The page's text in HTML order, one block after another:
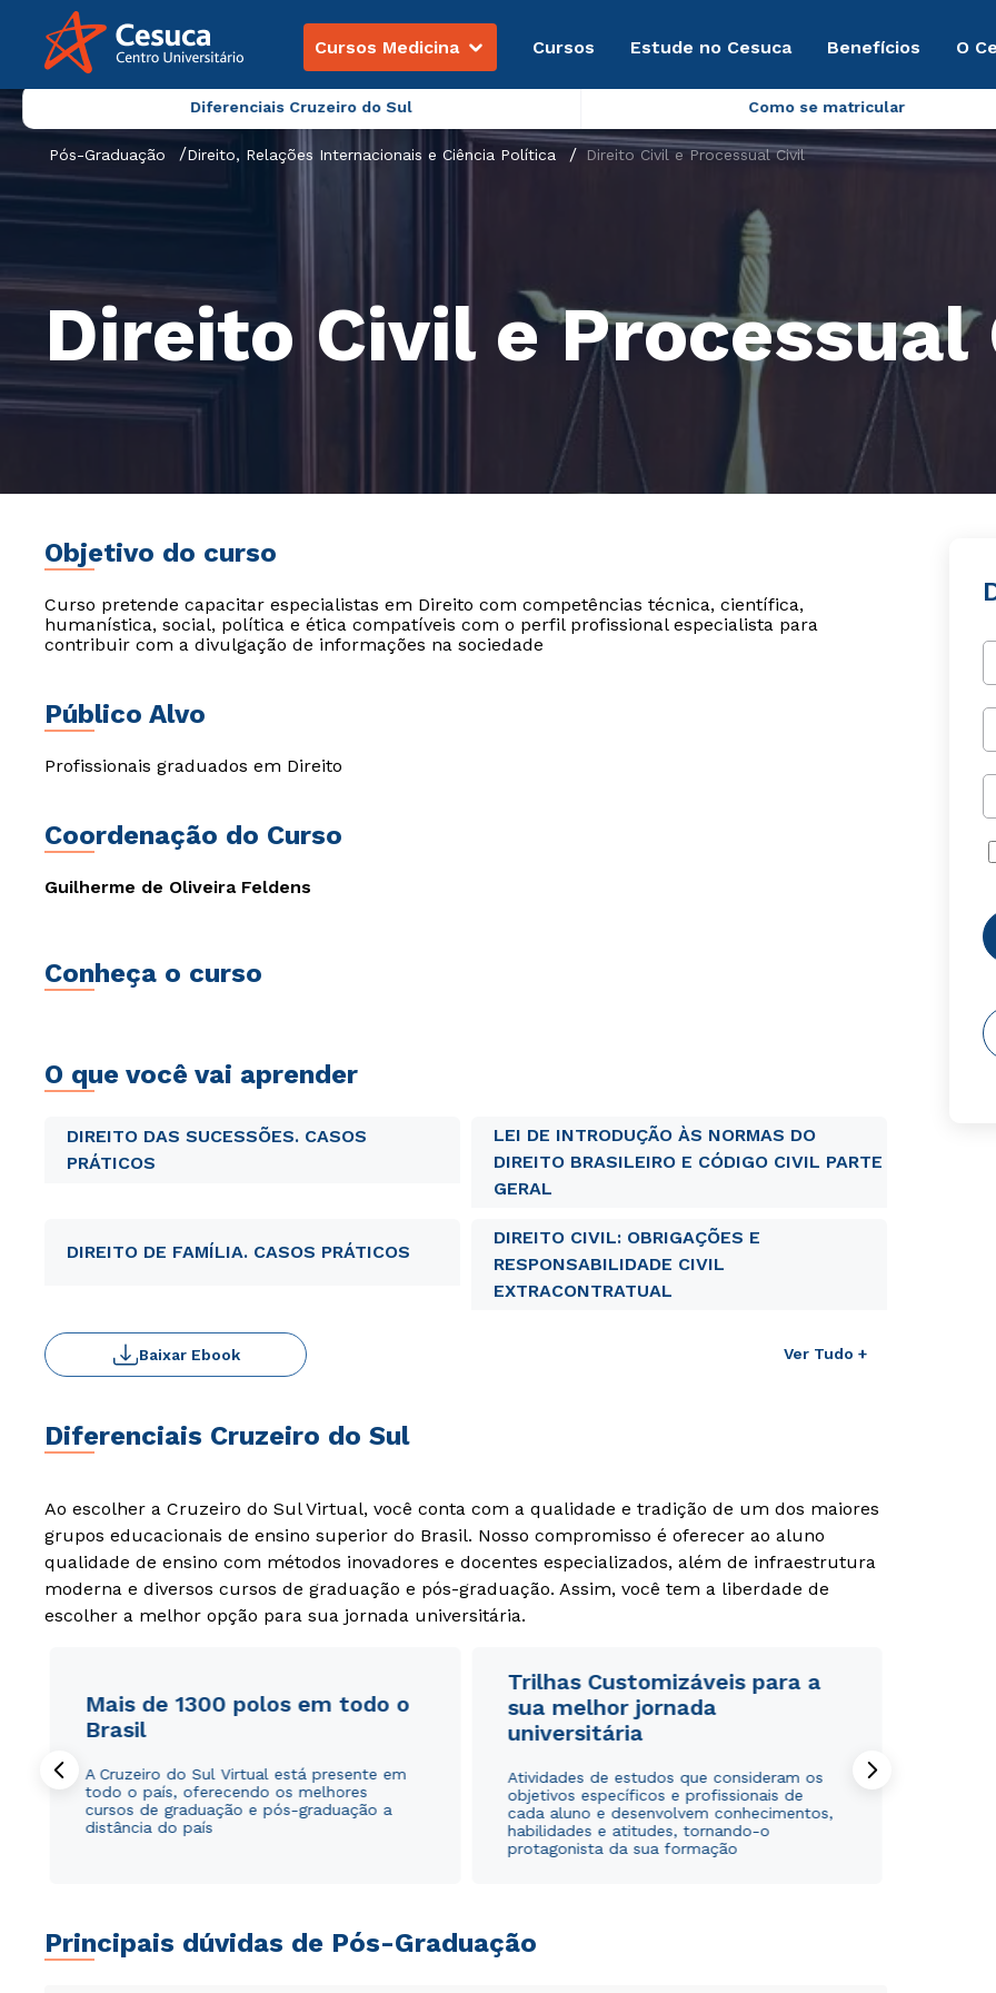
Cursos Medicina Cursos Estude no Cesuca Benefícios O
Diferenciais Cruzeiro do Sul Como se matricular
Pós-Graduação Direito, Relações Internacionais e Ciência Política Direito Civil e Processual Civil
Direito Civil e Processual
Objetivo do curso
Curso pretende capacitar especialistas em Direito com competências técnica, científica,
humanística, social, política e ética compatíveis com o perfil profissional especialista para
contribuir com a divulgação de informações na sociedade
Público Alvo
Profissionais graduados em Direito
Coordenação do Curso
Guilherme de Oliveira Feldens
Conheça o curso
O que você vai aprender
DIREITO DAS SUCESSÕES. CASOS
PRÁTICOS
LEI DE INTRODUÇÃO ÀS NORMAS DO
DIREITO BRASILEIRO E CÓDIGO CIVIL PARTE
GERAL
DIREITO DE FAMÍLIA. CASOS PRÁTICOS
DIREITO CIVIL: OBRIGAÇÕES E
RESPONSABILIDADE CIVIL
EXTRACONTRATUAL
Ver Tudo +
Baixar Ebook
Diferenciais Cruzeiro do Sul
Ao escolher a Cruzeiro do Sul Virtual, você conta com a qualidade e tradição de um dos maiores
grupos educacionais de ensino superior do Brasil. Nosso compromisso é oferecer ao aluno
qualidade de ensino com métodos inovadores e docentes especializados, além de infraestrutura
moderna e diversos cursos de graduação e pós-graduação. Assim, você tem a liberdade de
escolher a melhor opção para sua jornada universitária.
Mais de 1300 polos em todo o
Brasil
A Cruzeiro do Sul Virtual está presente em
todo o país, oferecendo os melhores
cursos de graduação e pós-graduação a
distância do país
Trilhas Customizáveis para a
sua melhor jornada
universitária
Atividades de estudos que consideram os
objetivos específicos e profissionais de
cada aluno e desenvolvem conhecimentos,
habilidades e atitudes, tornando-o
protagonista da sua formação
Principais dúvidas de Pós-Graduação